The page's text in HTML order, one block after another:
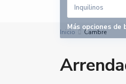
Inquilinos
Más opciones de
Inicio Cambre